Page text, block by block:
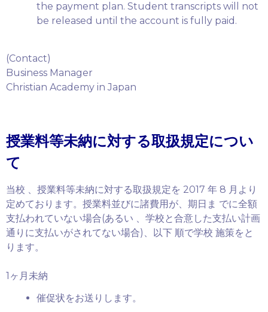
the payment plan. Student transcripts will not
be released until the account is fully paid.
(Contact)
Business Manager
Christian Academy in Japan
授業料等未納に対する取扱規定につい
て
当校 、授業料等未納に対する取扱規定を 2017 年 8 月より
定めております。授業料並びに諸費用が、期日ま でに全額
支払われていない場合(あるい 、学校と合意した支払い計画
通りに支払いがされてない場合)、以下 順で学校 施策をと
ります。
1ヶ月未納
催促状をお送りします。